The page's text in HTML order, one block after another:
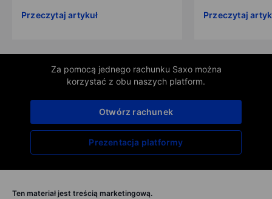
Przeczytaj artykuł Przeczytaj
Za pomocą jednego rachunku Saxo można
korzystać z obu naszych platform.
Prezentacja platformy
Otwórz rachunek
Ten materiał jest treścią marketingową.